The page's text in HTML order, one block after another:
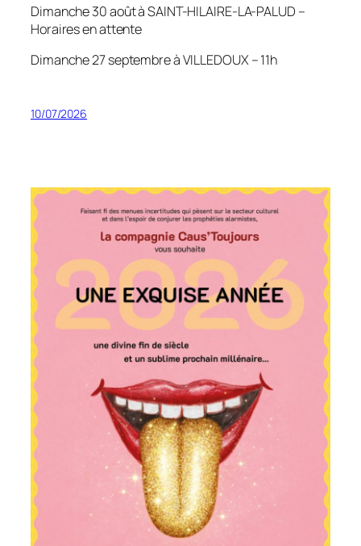
Dimanche 30 août à SAINT-HILAIRE-LA-PALUD –
Horaires en attente
Dimanche 27 septembre à VILLEDOUX – 11h
10/07/2026